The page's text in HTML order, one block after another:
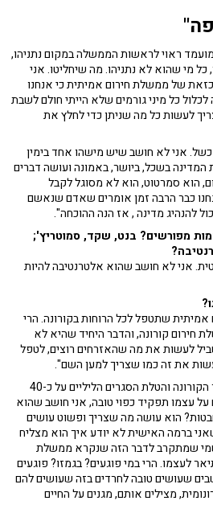
ראוי לראשות הממשלה במקום נתניהו,
מי שהוא לא נתניהו. מה שיחליטו. אני
של ממשלת חירום אמיתית כי אנחנו
לכלול כל מיני גורמים שלא הייתי חולם לשבת
לעשות כל מה שניתן כדי לחלץ את
כשל. אני לא חושב שיש מישהו אחד בימין
המדינה בשכל, ביושר, באמונה ועושה דברים
הוא סמרטוט, הוא לא מסוגל לקבל
כבר הרבה זמן אומרים שאדם שנאשם
להנהיג מדינה , אז הנה ההוכחה".
מפורשים? בנט, שקד, סמוטריץ';
אני לא חושב שהוא אלטרנטיבה להיות
שתטפל לכל הרוחות בקורונה. הרי
קורונה, והדבר היחיד שהיא לא
לעשות את מה שהאזרחים רוצים, לטפל
את זה כמו שצריך למען השם".
בהמשך, הגיב הורוביץ על משבר הקורונה והטלת הסגרים הליליים על כ-40
עצמו תפקיד כפוי טובה, אני חושב שהוא
הוא עושה מה שצריך ופשוט עושים
ברמה האישית לא יודע איך הוא מצליח
שמתקרב לדבר הזה שנקרא ממשלת
לעצמו. הרי במי פוגעים? בגמזו? פוגעים
שעושים טובה לחרדים בזה שעושים להם
מצילים אותם, מגנים על החיים